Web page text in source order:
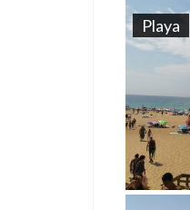
Playa